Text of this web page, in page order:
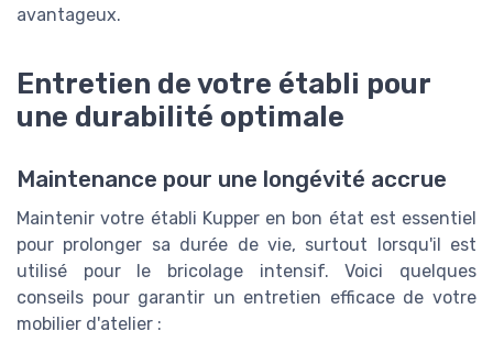
avantageux.
Entretien de votre établi pour
une durabilité optimale
Maintenance pour une longévité accrue
Maintenir votre établi Kupper en bon état est essentiel
pour prolonger sa durée de vie, surtout lorsqu'il est
utilisé pour le bricolage intensif. Voici quelques
conseils pour garantir un entretien efficace de votre
mobilier d'atelier :